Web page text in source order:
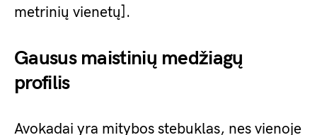
metrinių vienetų].
Gausus maistinių medžiagų
profilis
Avokadai yra mitybos stebuklas, nes vienoje